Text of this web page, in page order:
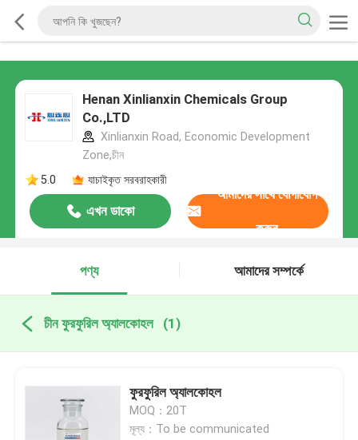
Henan Xinlianxin Chemicals Group
Co.,LTD
Xinlianxin Road, Economic Development
Zone,চীন
5.0
যাচাইকৃত সরবরাহকারী
এখন ডাকো
আমাদের সাথে যোগাযোগ
করুন
পণ্য আমাদের সম্পর্কে
চীন ফুরফুরিল অ্যালকোহল (1)
ফুরফুরিল অ্যালকোহল
MOQ：20T
মূল্য：To be communicated